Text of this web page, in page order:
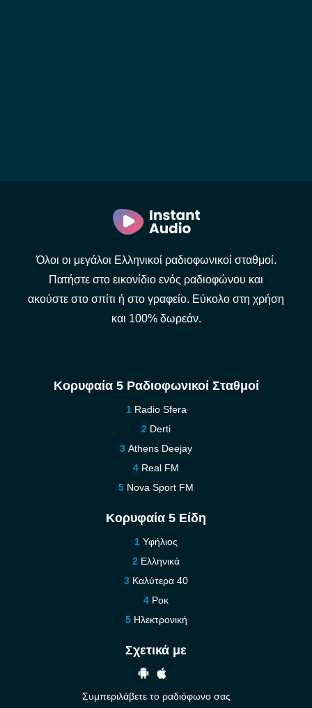
Όλοι οι μεγάλοι Ελληνικοί ραδιοφωνικοί σταθμοί.
Πατήστε στο εικονίδιο ενός ραδιοφώνου και
ακούστε στο σπίτι ή στο γραφείο. Εύκολο στη χρήση
και 100% δωρεάν.
Κορυφαία 5 Ραδιοφωνικοί Σταθμοί
Radio Sfera
Derti
Athens Deejay
Real FM
Nova Sport FM
Κορυφαία 5 Είδη
Υφήλιος
Ελληνικά
Καλύτερα 40
Ροκ
Ηλεκτρονική
Σχετικά με
Συμπεριλάβετε το ραδιόφωνο σας